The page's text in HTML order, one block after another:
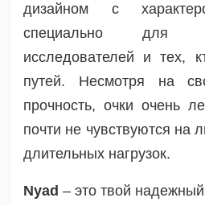
дизайном с
специально для
исследователей и тех,
путей. Несмотря на
прочность, очки очень
почти не чувствуются на
длительных нагрузок.
Nyad – это твой